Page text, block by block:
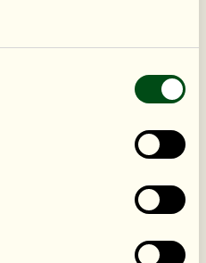
technologijų katedra (Dvaro